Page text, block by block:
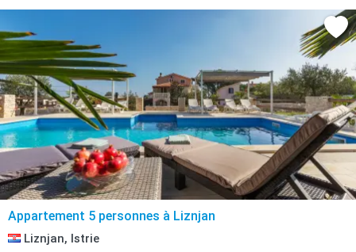
Appartement 5 personnes à Liznjan
Liznjan, Istrie